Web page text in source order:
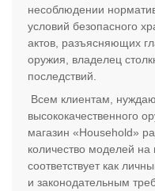
несоблюдении
условий безопасного
актов, разъясняющих
оружия, владелец
последствий.
Всем клиентам,
высококачественного
магазин «Household»
количество моделей
соответствует как
и законодательным